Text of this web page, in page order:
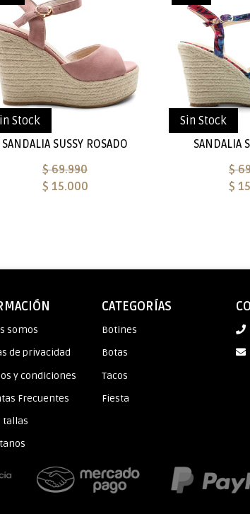
Stock
SANDALIA SUSSY ROSADO
$ 69.990
$ 15.000
Sin Stock
SANDALIA
$
$
somos
de privacidad
y condiciones
Frecuentes
tallas
CATEGORÍAS
Botines
Botas
Tacos
Fiesta